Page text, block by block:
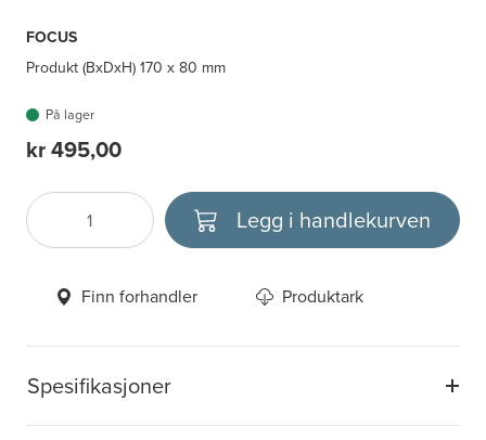
Spesifikasjoner
FOCUS
Produkt (BxDxH)170 x 80 mm
På lager
kr 495,00
Antall
Velg enhet Legg i handlekurven
Finn forhandler Produktark